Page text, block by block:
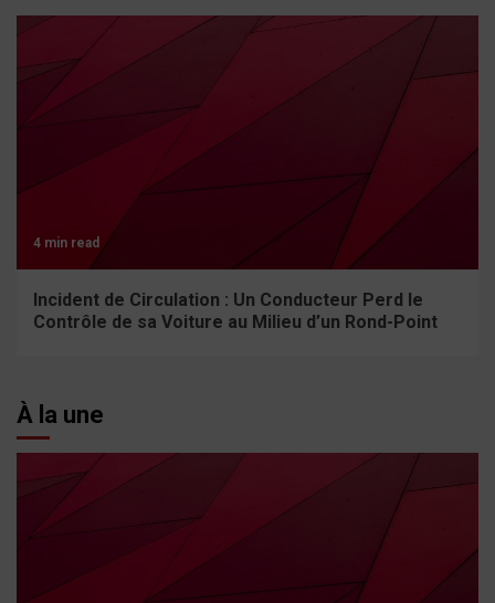
4 min read
Incident de Circulation : Un Conducteur Perd le
Contrôle de sa Voiture au Milieu d’un Rond-Point
À la une